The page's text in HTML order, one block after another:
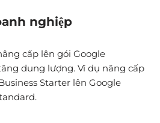
nghiệp
cấp lên gói Google
dung lượng. Ví dụ nâng cấp
Starter lên Google